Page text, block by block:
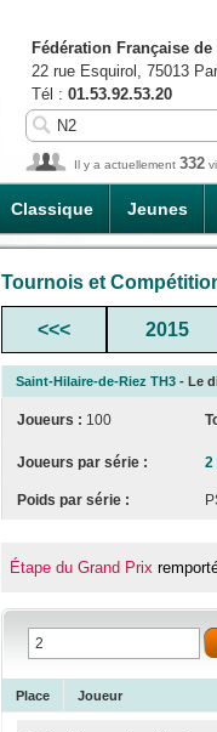
Classique Jeunes
Fédération Française
22 rue Esquirol, 75013
Tél : 01.53.92.53.20
Il y a actuellement 332
Tournois et
<<< 2015
Saint-Hilaire-de-Riez TH3 - Le
Joueurs : 100
Joueurs par série : 2
Poids par série :
Étape du Grand Prix
Place Joueur